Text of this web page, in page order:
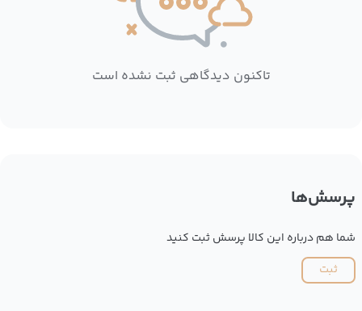
تاکنون دیدگاهی ثبت نشده است
پرسش‌ها
شما هم درباره این کالا پرسش ثبت کنید
ثبت